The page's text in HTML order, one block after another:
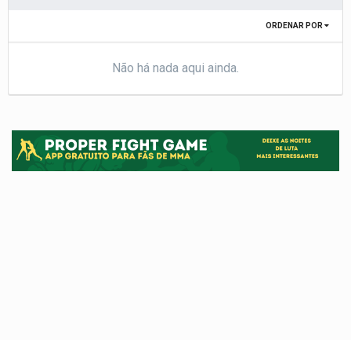
ORDENAR POR
Não há nada aqui ainda.